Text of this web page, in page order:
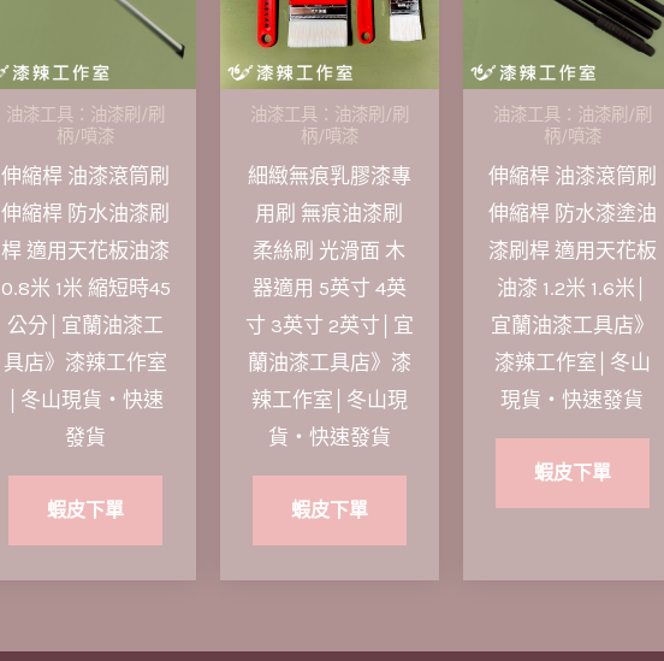
油漆工具：油漆刷/刷
柄/噴漆
伸縮桿 油漆滾筒刷
伸縮桿 防水油漆刷
桿 適用天花板油漆
0.8米 1米 縮短時45
公分│宜蘭油漆工
具店》漆辣工作室
│冬山現貨‧快速
發貨
蝦皮下單
油漆工具：油漆刷/刷
柄/噴漆
細緻無痕乳膠漆專
用刷 無痕油漆刷
柔絲刷 光滑面 木
器適用 5英寸 4英
寸 3英寸 2英寸│宜
蘭油漆工具店》漆
辣工作室│冬山現
貨‧快速發貨
蝦皮下單
油漆工具：油漆刷/刷
柄/噴漆
伸縮桿 油漆滾筒刷
伸縮桿 防水漆塗油
漆刷桿 適用天花板
油漆 1.2米 1.6米│
宜蘭油漆工具店》
漆辣工作室│冬山
現貨‧快速發貨
蝦皮下單